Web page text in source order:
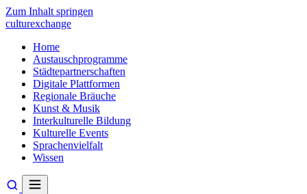
Zum Inhalt springen
culturexchange
Home
Austauschprogramme
Städtepartnerschaften
Digitale Plattformen
Regionale Bräuche
Kunst & Musik
Interkulturelle Bildung
Kulturelle Events
Sprachenvielfalt
Wissen